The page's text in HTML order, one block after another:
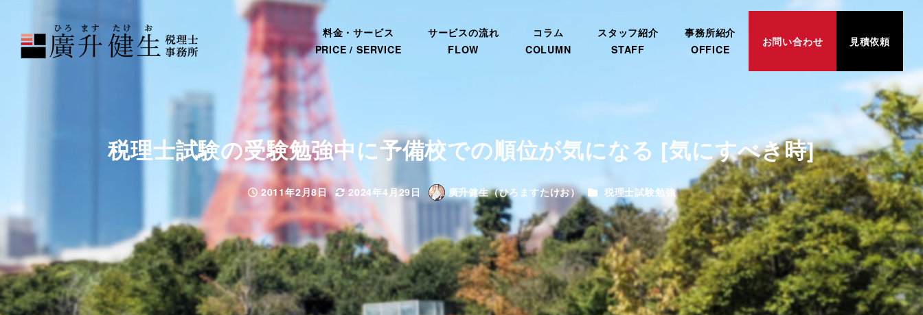
料金・サービス
PRICE / SERVICE
サービスの流れ
FLOW
コラム
COLUMN
スタッフ紹介
STAFF
事務所紹介
OFFICE
お問い合わせ 見積依頼
税理士試験の受験勉強中に予備校での順位が気になる [気にすべき時]
投稿日
2011年2月8日
更新日
2024年4月29日
著
廣升健生（ひろますたけお） カテゴリー
税理士試験勉強